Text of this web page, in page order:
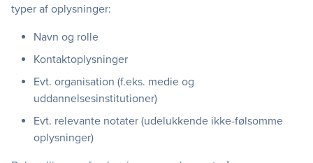
typer af oplysninger:
Navn og rolle
Kontaktoplysninger
Evt. organisation (f.eks. medie og
uddannelsesinstitutioner)
Evt. relevante notater (udelukkende ikke-følsomme
oplysninger)